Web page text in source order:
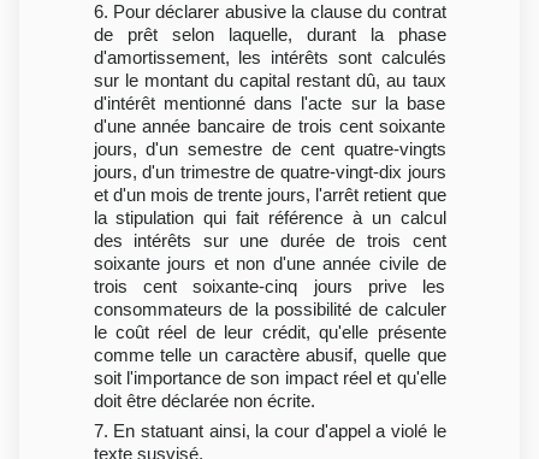
6. Pour déclarer abusive la clause du contrat
de prêt selon laquelle, durant la phase
d'amortissement, les intérêts sont calculés
sur le montant du capital restant dû, au taux
d'intérêt mentionné dans l'acte sur la base
d'une année bancaire de trois cent soixante
jours, d'un semestre de cent quatre-vingts
jours, d'un trimestre de quatre-vingt-dix jours
et d'un mois de trente jours, l'arrêt retient que
la stipulation qui fait référence à un calcul
des intérêts sur une durée de trois cent
soixante jours et non d'une année civile de
trois cent soixante-cinq jours prive les
consommateurs de la possibilité de calculer
le coût réel de leur crédit, qu'elle présente
comme telle un caractère abusif, quelle que
soit l'importance de son impact réel et qu'elle
doit être déclarée non écrite.
7. En statuant ainsi, la cour d'appel a violé le
texte susvisé.